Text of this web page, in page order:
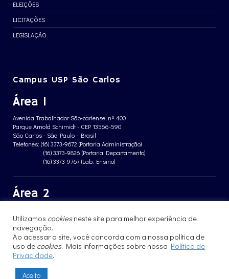
ELEIÇÕES
LICITAÇÕES
LEGISLAÇÃO
Campus USP São Carlos
Área 1
Avenida Trabalhador São-carlense, nº 400
Parque Arnold Schimidt - CEP 13566-590
São Carlos - São Paulo - Brasil
Telefones: (16) 3373-9672 (Portaria Administração)
(16) 3373-9826 (Portaria Departamento)
(16) 3373-9767 (Lab. Ensino)
Área 2
Jardim Santa Angelina - CEP 13563-120
São Carlos - São Paulo - Brasil
Telefone: (16) 3373-8068 (Portaria prédio CFBio)
(16) 3364-8070 (Portaria prédio poloTErRA)
Utilizamos cookiesneste site para melhor experiência de
navegação.
Ao acessar o site, você concorda com a nossa política de
uso de cookies. Mais informações sobre nossa Política de
Privacidade.
Aceito